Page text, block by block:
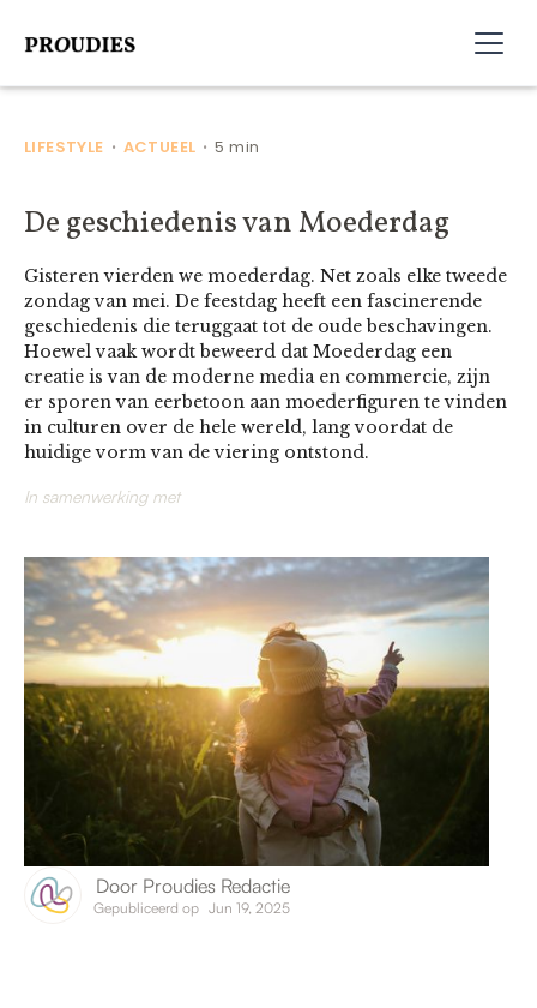
LIFESTYLE • ACTUEEL •5 min
De geschiedenis van Moederdag
Gisteren vierden we moederdag. Net zoals elke tweede
zondag van mei. De feestdag heeft een fascinerende
geschiedenis die teruggaat tot de oude beschavingen.
Hoewel vaak wordt beweerd dat Moederdag een
creatie is van de moderne media en commercie, zijn
er sporen van eerbetoon aan moederfiguren te vinden
in culturen over de hele wereld, lang voordat de
huidige vorm van de viering ontstond.
In samenwerking met
Door Proudies Redactie
Gepubliceerd op Jun 19, 2025